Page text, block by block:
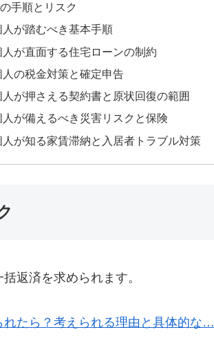
手順とリスク
が踏むべき基本手順
が直面する住宅ローンの制約
の税金対策と確定申告
が押さえる契約書と原状回復の範囲
が備えるべき災害リスクと保険
が知る家賃滞納と入居者トラブル対策
返済を求められます。
たら？考えられる理由と具体的な…